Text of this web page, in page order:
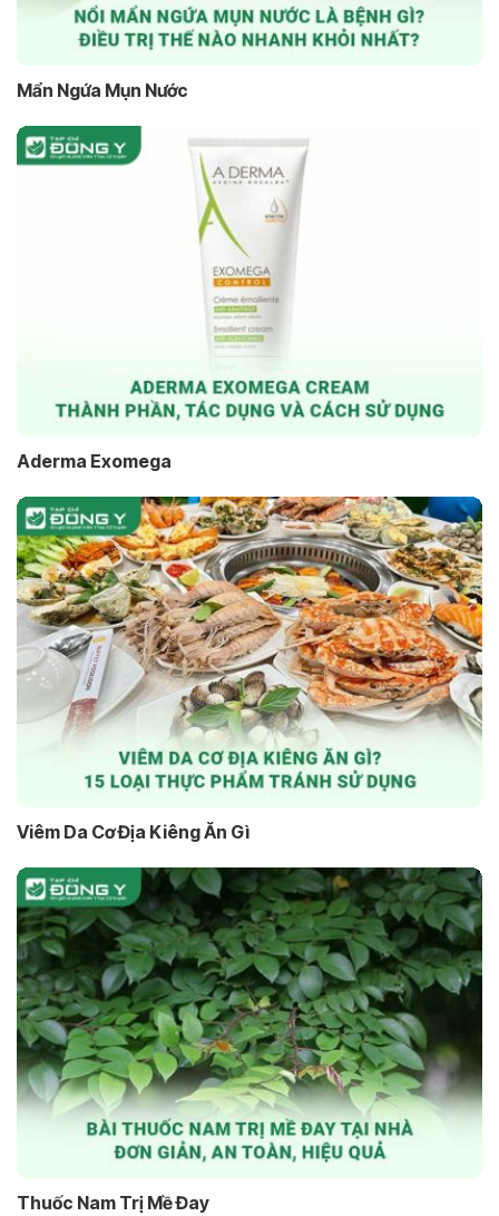
Mẩn Ngứa Mụn Nước
Aderma Exomega
Viêm Da Cơ Địa Kiêng Ăn Gì
Thuốc Nam Trị Mề Đay